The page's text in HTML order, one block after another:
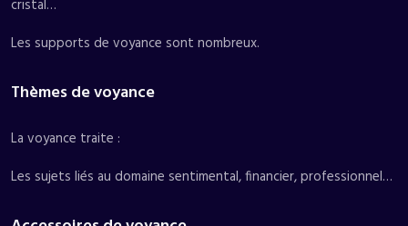
cristal…
Les supports de voyance sont nombreux.
Thèmes de voyance
La voyance traite :
Les sujets liés au domaine sentimental, financier, professionnel…